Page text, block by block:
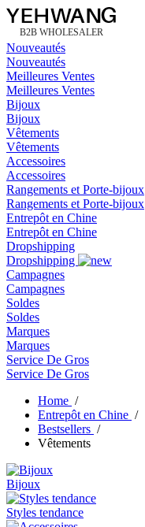
B2B WHOLESALER
Nouveautés
Nouveautés
Meilleures Ventes
Meilleures Ventes
Bijoux
Bijoux
Vêtements
Vêtements
Accessoires
Accessoires
Rangements et Porte-bijoux
Rangements et Porte-bijoux
Entrepôt en Chine
Entrepôt en Chine
Dropshipping
Dropshipping
Campagnes
Campagnes
Soldes
Soldes
Marques
Marques
Service De Gros
Service De Gros
Home /
Entrepôt en Chine /
Bestsellers /
Vêtements
Bijoux
Styles tendance